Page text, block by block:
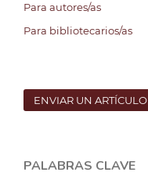
Para autores/as
Para bibliotecarios/as
ENVIAR UN ARTÍCULO
PALABRAS CLAVE